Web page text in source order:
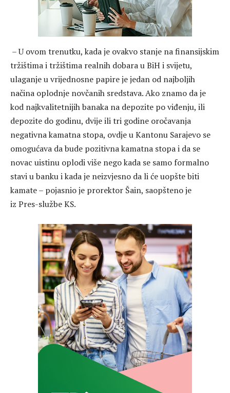
– U ovom trenutku, kada je ovakvo stanje na finansijskim
tržištima i tržištima realnih dobara u BiH i svijetu,
ulaganje u vrijednosne papire je jedan od najboljih
načina oplodnje novčanih sredstava. Ako znamo da je
kod najkvalitetnijih banaka na depozite po viđenju, ili
depozite do godinu, dvije ili tri godine oročavanja
negativna kamatna stopa, ovdje u Kantonu Sarajevo se
omogućava da bude pozitivna kamatna stopa i da se
novac uistinu oplodi više nego kada se samo formalno
stavi u banku i kada je neizvjesno da li će uopšte biti
kamate – pojasnio je prorektor Šain, saopšteno je
iz Pres-službe KS.